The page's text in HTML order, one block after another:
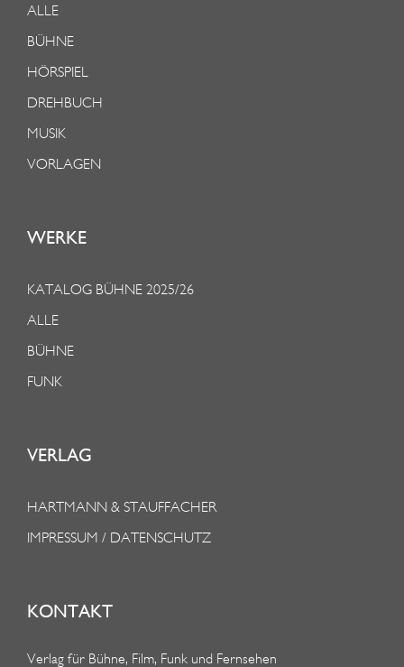
ALLE
BÜHNE
HÖRSPIEL
DREHBUCH
MUSIK
VORLAGEN
WERKE
KATALOG BÜHNE 2025/26
ALLE
BÜHNE
FUNK
VERLAG
HARTMANN & STAUFFACHER
IMPRESSUM / DATENSCHUTZ
KONTAKT
Verlag für Bühne, Film, Funk und Fernsehen